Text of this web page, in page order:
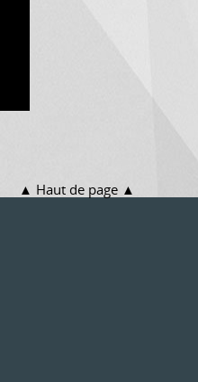
Haut de page